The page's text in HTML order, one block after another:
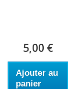
5,00 €
Ajouter au
panier